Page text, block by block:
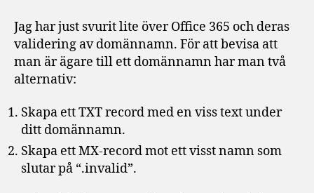
Jag har just svurit lite över Office 365 och deras
validering av domännamn. För att bevisa att
man är ägare till ett domännamn har man två
alternativ:
Skapa ett TXT record med en viss text under
ditt domännamn.
Skapa ett MX-record mot ett visst namn som
slutar på “.invalid”.